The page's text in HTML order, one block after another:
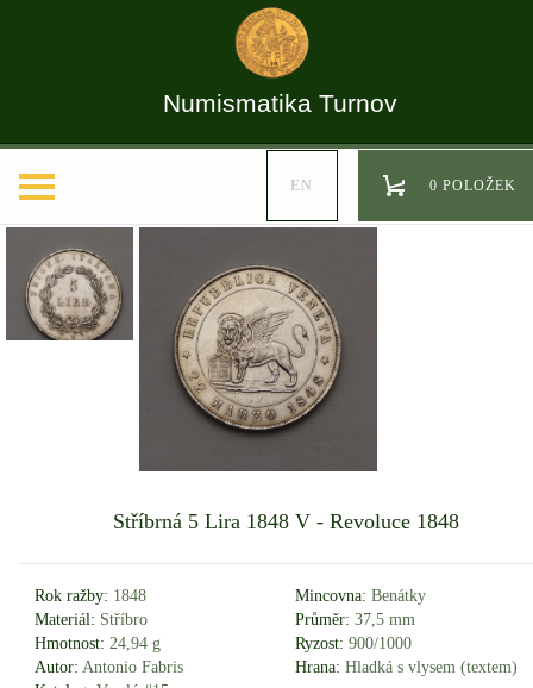
Numismatika Turnov
EN 0 POLOŽEK
Stříbrná 5 Lira 1848 V - Revoluce 1848
Rok ražby: 1848 Mincovna: Benátky
Materiál: Stříbro Průměr: 37,5 mm
Hmotnost: 24,94 g Ryzost: 900/1000
Autor: Antonio Fabris Hrana: Hladká s vlysem (textem)